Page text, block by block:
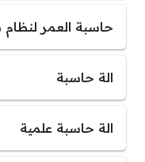
حاسبة العمر لنظام
الة حاسبة
الة حاسبة علمية